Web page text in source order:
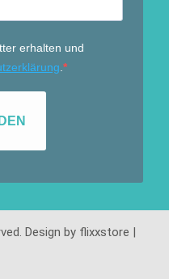
erhalten und
Design by flixxstore |